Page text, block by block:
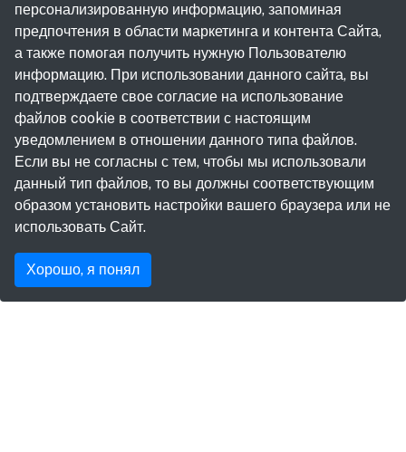
персонализированную информацию, запоминая
предпочтения в области маркетинга и контента Сайта,
а также помогая получить нужную Пользователю
информацию. При использовании данного сайта, вы
подтверждаете свое согласие на использование
файлов cookie в соответствии с настоящим
уведомлением в отношении данного типа файлов.
Если вы не согласны с тем, чтобы мы использовали
данный тип файлов, то вы должны соответствующим
образом установить настройки вашего браузера или не
использовать Сайт.
Хорошо, я понял